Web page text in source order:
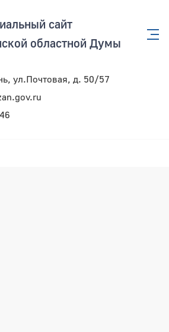
сайт
областной Думы
ул.Почтовая, д. 50/57